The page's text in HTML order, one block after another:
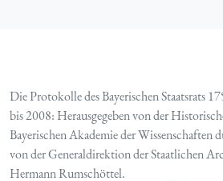
Die Protokolle des Bayerischen Staatsrats
bis 2008: Herausgegeben von der
Bayerischen Akademie der Wissenschaften
von der Generaldirektion der Staatlichen
Hermann Rumschöttel.